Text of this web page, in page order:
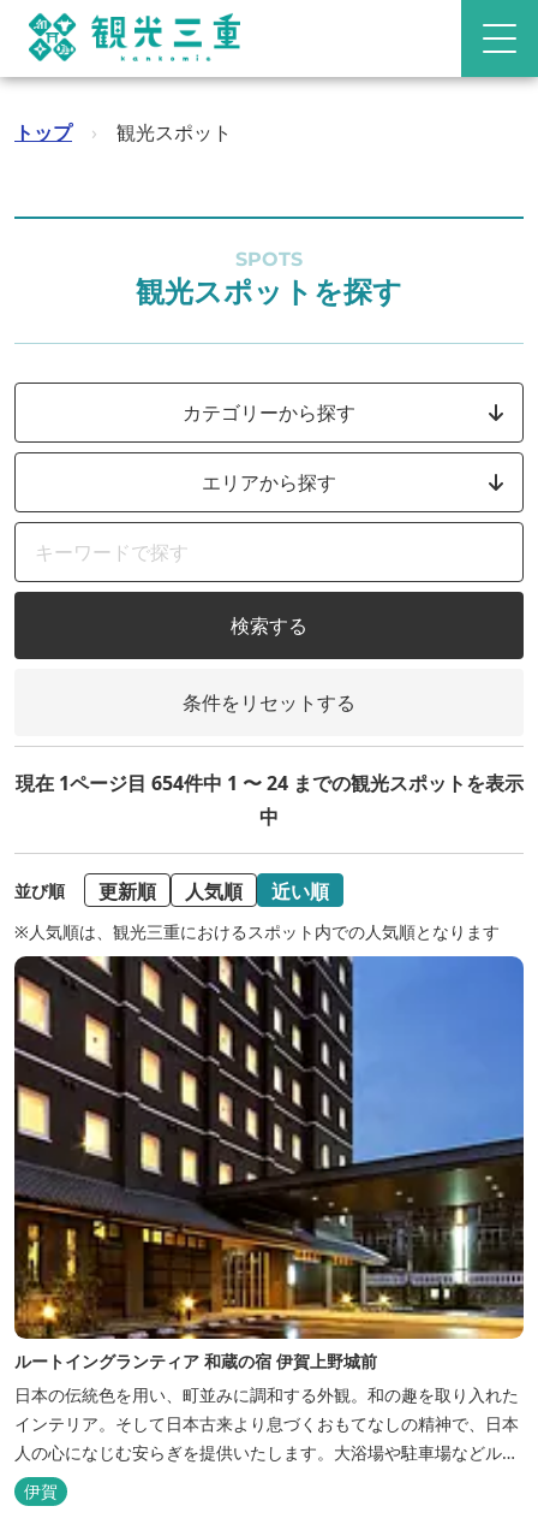
トップ › 観光スポット
SPOTS
観光スポットを探す
カテゴリーから探す
エリアから探す
検索する
条件をリセットする
現在 1ページ目 654件中 1 〜 24 までの観光スポットを表示
中
並び順 更新順 人気順 近い順
※人気順は、観光三重におけるスポット内での人気順となります
ルートイングランティア 和蔵の宿 伊賀上野城前
日本の伝統色を用い、町並みに調和する外観。和の趣を取り入れた
インテリア。そして日本古来より息づくおもてなしの精神で、日本
人の心になじむ安らぎを提供いたします。大浴場や駐車場などルー
トインホテルズの機能性や利便性はそのままに、穏やかな和のニュ
アンスを湛えた空間は、ビジネスにも観光にも、幅広くお役立てい
伊賀